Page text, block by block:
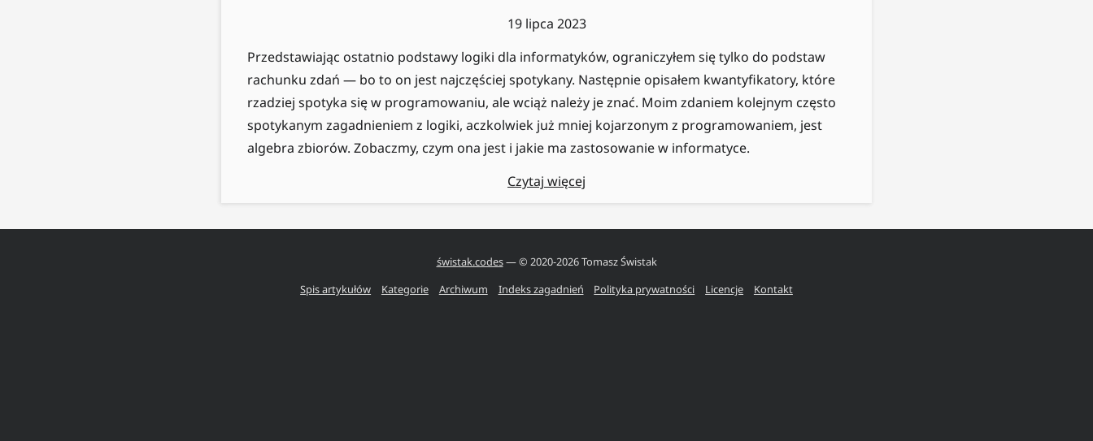
19 lipca 2023
Przedstawiając ostatnio podstawy logiki dla informatyków, ograniczyłem się tylko do podstaw
rachunku zdań — bo to on jest najczęściej spotykany. Następnie opisałem kwantyfikatory, które
rzadziej spotyka się w programowaniu, ale wciąż należy je znać. Moim zdaniem kolejnym często
spotykanym zagadnieniem z logiki, aczkolwiek już mniej kojarzonym z programowaniem, jest
algebra zbiorów. Zobaczmy, czym ona jest i jakie ma zastosowanie w informatyce.
Czytaj więcej
świstak.codes— © 2020-2026Tomasz Świstak
Spis artykułów
Kategorie Archiwum Indeks zagadnień Polityka prywatności Licencje Kontakt